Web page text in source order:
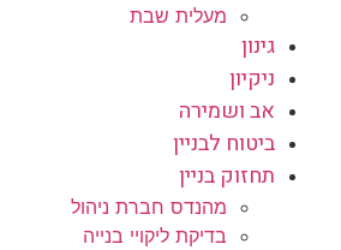
מעלית שבת
גינון
ניקיון
אב ושמירה
ביטוח לבניין
תחזוק בניין
מהנדס חברת ניהול
בדיקת ליקויי בנייה